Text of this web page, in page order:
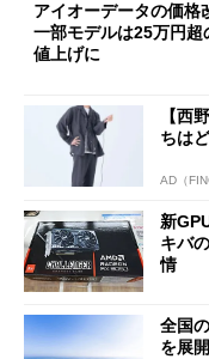
アイオーデータの価格
一部モデルは25万円超
値上げに
【西
ちは
AD（
新
キバ
情
全国
を展開